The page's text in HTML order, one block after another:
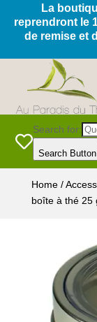
La
reprendront le
de remise et

Search for:
Search Button
Home/
boîte à thé 25